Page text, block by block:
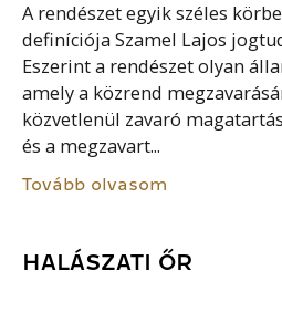
A rendészet egyik széles
definíciója Szamel Lajos
Eszerint a rendészet olyan
amely a közrend
közvetlenül zavaró
és a megzavart...
Tovább olvasom
HALÁSZATI ŐR